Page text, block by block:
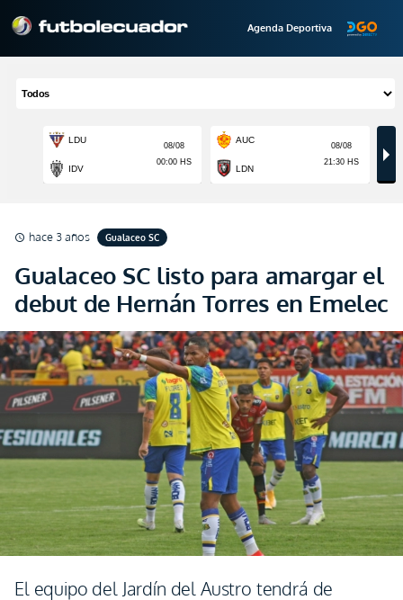
Agenda Deportiva
schedule hace 3 años Gualaceo SC
Gualaceo SC listo para amargar el
debut de Hernán Torres en Emelec
El equipo del Jardín del Austro tendrá de